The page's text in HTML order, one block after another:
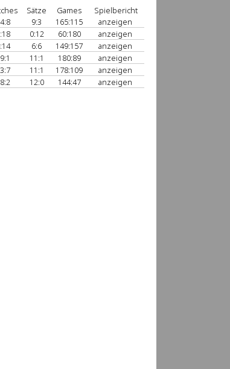
Sätze Games
Spielbericht
9:3 165:115
anzeigen
0:12 60:180
anzeigen
6:6 149:157
anzeigen
11:1 180:89
anzeigen
11:1 178:109
anzeigen
12:0 144:47 anzeigen